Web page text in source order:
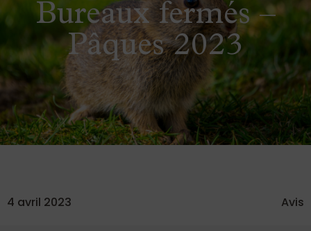
Bureaux fermés –
Pâques 2023
4 avril 2023 Avis